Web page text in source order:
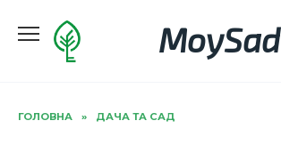
до
MoySad
ГОЛОВНА » ДАЧА ТА САД